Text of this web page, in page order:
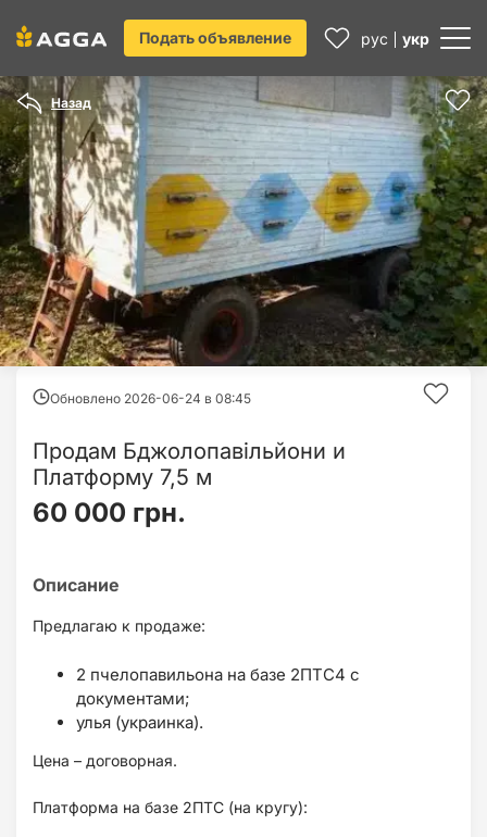
Подать объявление рус укр
Назад
Обновлено 2026-06-24 в 08:45
Продам Бджолопавільйони и
Платформу 7,5 м
60 000 грн.
Предлагаю к продаже:
2 пчелопавильона на базе 2ПТС4 с
документами;
улья (украинка).
Цена – договорная.
Платформа на базе 2ПТС (на кругу):